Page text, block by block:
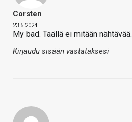
Corsten
23.5.2024
My bad. Täällä ei mitään nähtävää.
Kirjaudu sisään vastataksesi